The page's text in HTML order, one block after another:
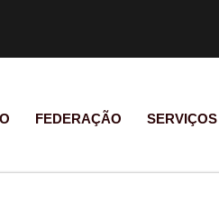
FEDERAÇÃO